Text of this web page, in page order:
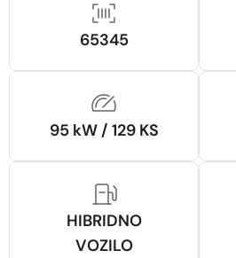
65345
95 kW / 129 KS
HIBRIDNO
VOZILO